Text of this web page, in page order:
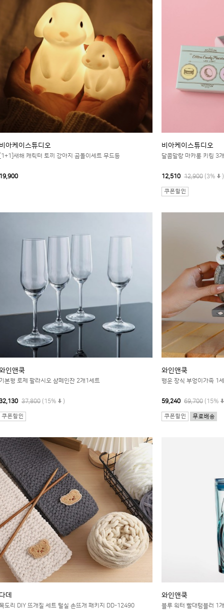
아케이스튜디오
새해 캐릭터 토끼 강아지 곰돌이세트 무드등
비아케이스튜디오
달콤말랑 마카롱 키링 3
12,510 12,900 (3% )
인앤쿡
본형 로제 팔라시오 샴페인잔 2개1세트
37,800 (15% )
와인앤쿡
행운 장식 부엉이가족 1
59,240 69,700 (15%
데
도리 DIY 뜨개질 세트 털실 손뜨개 패키지 DD-12490
와인앤쿡
블루 워터 빨대텀블러 1개